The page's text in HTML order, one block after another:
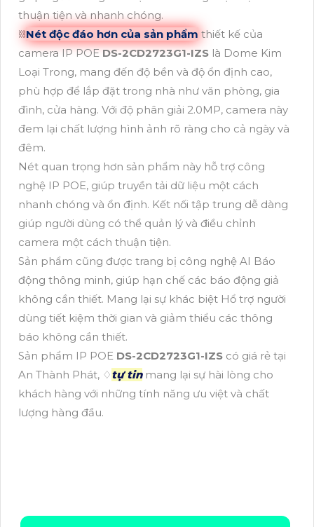
thuận tiện và nhanh chóng.
⛓Nét độc đáo hơn của sản phẩm thiết kế của
camera IP POE DS-2CD2723G1-IZS là Dome Kim
Loại Trong, mang đến độ bền và độ ổn định cao,
phù hợp để lắp đặt trong nhà như văn phòng, gia
đình, cửa hàng. Với độ phân giải 2.0MP, camera này
đem lại chất lượng hình ảnh rõ ràng cho cả ngày và
đêm.
Nét quan trọng hơn sản phẩm này hỗ trợ công
nghệ IP POE, giúp truyền tải dữ liệu một cách
nhanh chóng và ổn định. Kết nối tập trung dễ dàng
giúp người dùng có thể quản lý và điều chỉnh
camera một cách thuận tiện.
Sản phẩm cũng được trang bị công nghệ AI Báo
động thông minh, giúp hạn chế các báo động giả
không cần thiết. Mang lại sự khác biệt Hổ trợ người
dùng tiết kiệm thời gian và giảm thiểu các thông
báo không cần thiết.
Sản phẩm IP POE DS-2CD2723G1-IZS có giá rẻ tại
An Thành Phát, ♢tự tinmang lại sự hài lòng cho
khách hàng với những tính năng ưu việt và chất
lượng hàng đầu.